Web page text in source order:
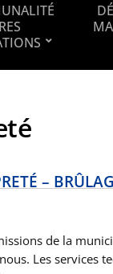
–
de la
Les services